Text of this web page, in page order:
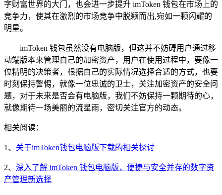
字财富世界的大门，也会进一步提升 imToken 钱包在市场上的
竞争力，使其在激烈的市场竞争中脱颖而出,宛如一颗闪耀的
明星。
imToken 钱包虽然没有电脑版，但这并不妨碍用户通过移
动端版本来管理自己的加密资产，用户在使用过程中，要像一
位精明的决策者，根据自己的实际情况选择合适的方式，也要
时刻保持警惕，就像一位忠诚的卫士，关注加密资产的安全问
题，对于未来是否会有电脑版，我们不妨保持一颗期待的心，
就像期待一场美丽的流星雨，密切关注官方的动态。
相关阅读：
1、 关于imToken钱包电脑版下载的相关探讨
2、 深入了解 imToken 钱包电脑版，便捷与安全并存的数字资
产管理新选择